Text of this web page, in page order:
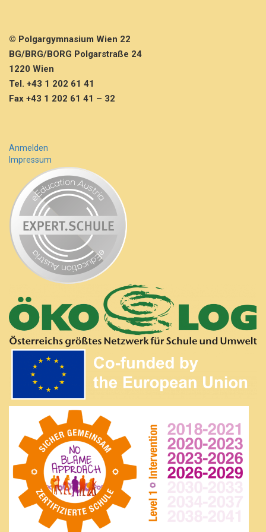
© Polgargymnasium Wien 22
BG/BRG/BORG Polgarstraße 24
1220 Wien
Tel. +43 1 202 61 41
Fax +43 1 202 61 41 – 32
Anmelden
Impressum